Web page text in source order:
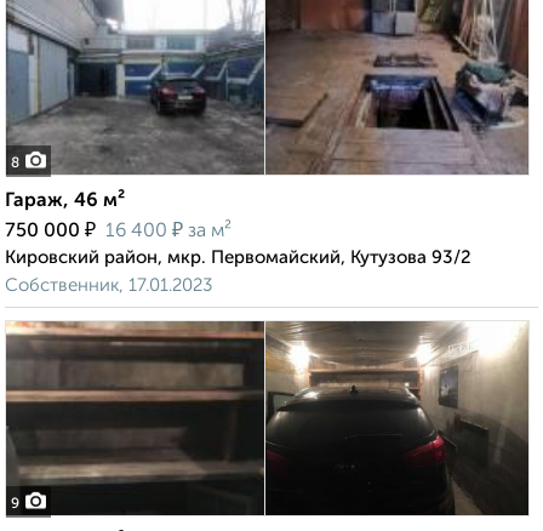
8
Гараж, 46 м²
750 000 ₽ 16 400 ₽ за м²
Кировский район, мкр. Первомайский, Кутузова 93/2
Собственник, 17.01.2023
9